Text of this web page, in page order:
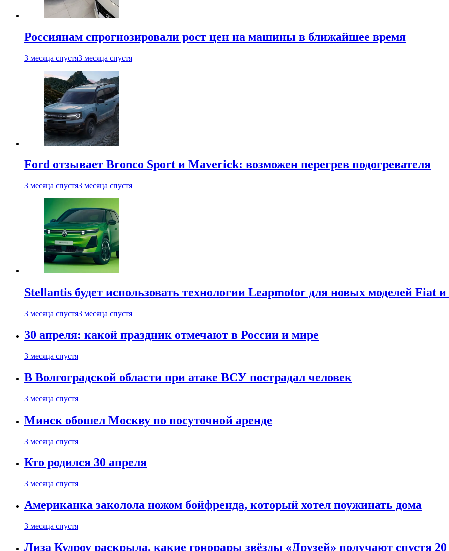
Россиянам спрогнозировали рост цен на машины в ближайшее время
3 месяца спустя3 месяца спустя
Ford отзывает Bronco Sport и Maverick: возможен перегрев подогревателя
3 месяца спустя3 месяца спустя
Stellantis будет использовать технологии Leapmotor для новых моделей Fiat
3 месяца спустя3 месяца спустя
30 апреля: какой праздник отмечают в России и мире
3 месяца спустя
В Волгоградской области при атаке ВСУ пострадал человек
3 месяца спустя
Минск обошел Москву по посуточной аренде
3 месяца спустя
Кто родился 30 апреля
3 месяца спустя
Американка заколола ножом бойфренда, который хотел поужинать дома
3 месяца спустя
Лиза Кудроу раскрыла, какие гонорары звёзды «Друзей» получают спустя